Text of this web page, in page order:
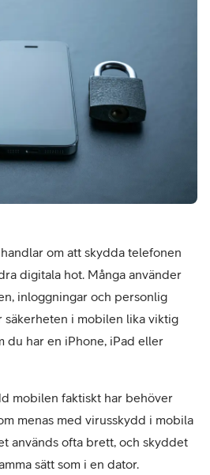
om att skydda telefonen
digitala hot. Många använder
inloggningar och personlig
säkerheten i mobilen lika viktig
du har en iPhone, iPad eller
mobilen faktiskt har behöver
menas med virusskydd i mobila
används ofta brett, och skyddet
sätt som i en dator.